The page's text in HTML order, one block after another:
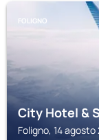
FOLIGNO
City Hotel &
Foligno, 14